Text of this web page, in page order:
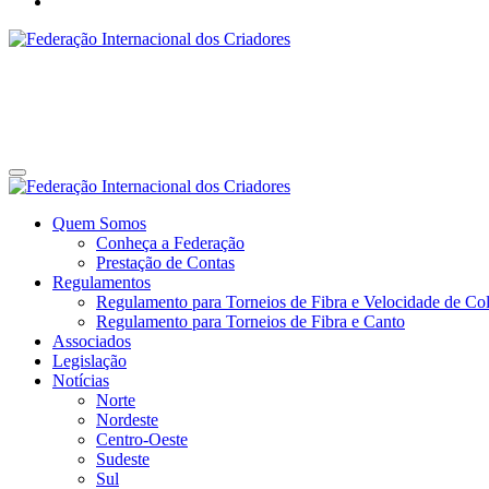
Site da Federação Internacional dos Criadores de Pássaros
Quem Somos
Conheça a Federação
Prestação de Contas
Regulamentos
Regulamento para Torneios de Fibra e Velocidade de
Regulamento para Torneios de Fibra e Canto
Associados
Legislação
Notícias
Norte
Nordeste
Centro-Oeste
Sudeste
Sul